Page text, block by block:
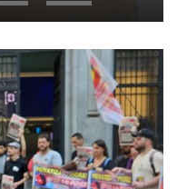
2 3